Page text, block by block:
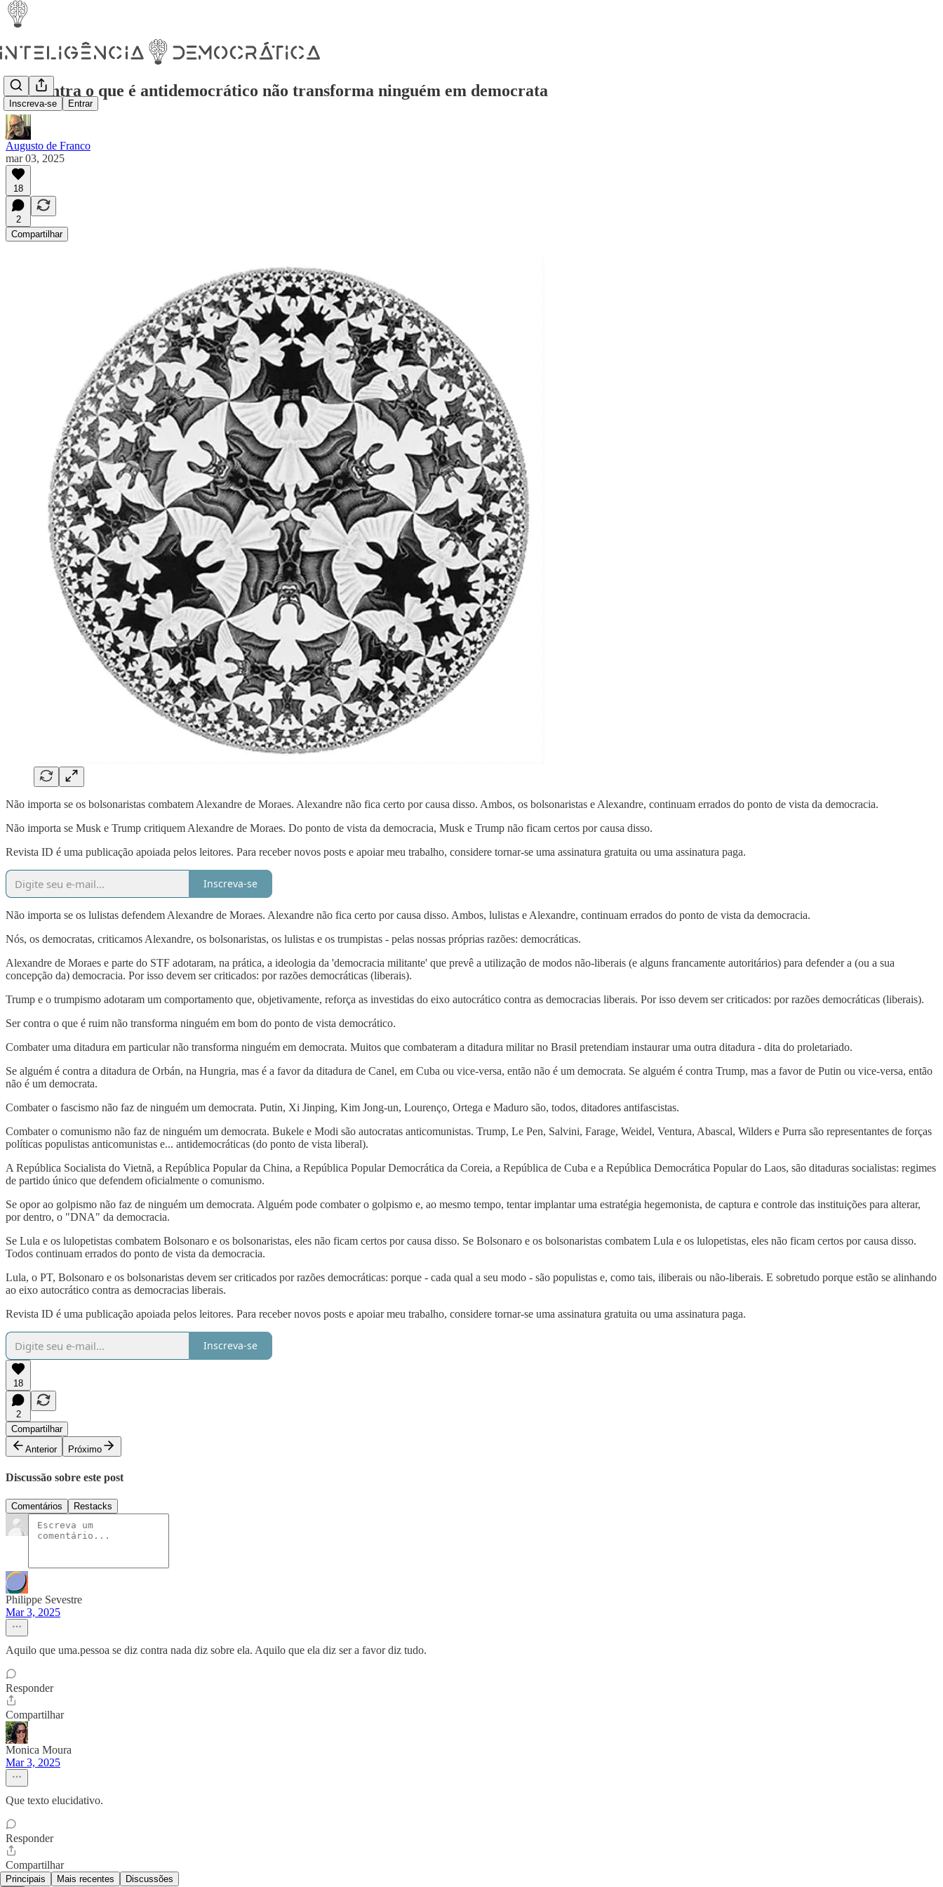
Inscreva-se Entrar
Ser contra o que é antidemocrático não transforma ninguém em democrata
Augusto de Franco
mar 03, 2025
18
2
Compartilhar
Não importa se os bolsonaristas combatem Alexandre de Moraes. Alexandre não fica certo por causa disso. Ambos, os bolsonaristas e Alexandre, continuam errados do ponto de vista da democracia.
Não importa se Musk e Trump critiquem Alexandre de Moraes. Do ponto de vista da democracia, Musk e Trump não ficam certos por causa disso.
Revista ID é uma publicação apoiada pelos leitores. Para receber novos posts e apoiar meu trabalho, considere tornar-se uma assinatura gratuita ou uma assinatura paga.
Inscreva-se
Não importa se os lulistas defendem Alexandre de Moraes. Alexandre não fica certo por causa disso. Ambos, lulistas e Alexandre, continuam errados do ponto de vista da democracia.
Nós, os democratas, criticamos Alexandre, os bolsonaristas, os lulistas e os trumpistas - pelas nossas próprias razões: democráticas.
Alexandre de Moraes e parte do STF adotaram, na prática, a ideologia da 'democracia militante' que prevê a utilização de modos não-liberais (e alguns francamente autoritários) para defender a (ou a sua
concepção da) democracia. Por isso devem ser criticados: por razões democráticas (liberais).
Trump e o trumpismo adotaram um comportamento que, objetivamente, reforça as investidas do eixo autocrático contra as democracias liberais. Por isso devem ser criticados: por razões democráticas (liberais).
Ser contra o que é ruim não transforma ninguém em bom do ponto de vista democrático.
Combater uma ditadura em particular não transforma ninguém em democrata. Muitos que combateram a ditadura militar no Brasil pretendiam instaurar uma outra ditadura - dita do proletariado.
Se alguém é contra a ditadura de Orbán, na Hungria, mas é a favor da ditadura de Canel, em Cuba ou vice-versa, então não é um democrata. Se alguém é contra Trump, mas a favor de Putin ou vice-versa, então
não é um democrata.
Combater o fascismo não faz de ninguém um democrata. Putin, Xi Jinping, Kim Jong-un, Lourenço, Ortega e Maduro são, todos, ditadores antifascistas.
Combater o comunismo não faz de ninguém um democrata. Bukele e Modi são autocratas anticomunistas. Trump, Le Pen, Salvini, Farage, Weidel, Ventura, Abascal, Wilders e Purra são representantes de forças
políticas populistas anticomunistas e... antidemocráticas (do ponto de vista liberal).
A República Socialista do Vietnã, a República Popular da China, a República Popular Democrática da Coreia, a República de Cuba e a República Democrática Popular do Laos, são ditaduras socialistas: regimes
de partido único que defendem oficialmente o comunismo.
Se opor ao golpismo não faz de ninguém um democrata. Alguém pode combater o golpismo e, ao mesmo tempo, tentar implantar uma estratégia hegemonista, de captura e controle das instituições para alterar,
por dentro, o "DNA" da democracia.
Se Lula e os lulopetistas combatem Bolsonaro e os bolsonaristas, eles não ficam certos por causa disso. Se Bolsonaro e os bolsonaristas combatem Lula e os lulopetistas, eles não ficam certos por causa disso.
Todos continuam errados do ponto de vista da democracia.
Lula, o PT, Bolsonaro e os bolsonaristas devem ser criticados por razões democráticas: porque - cada qual a seu modo - são populistas e, como tais, iliberais ou não-liberais. E sobretudo porque estão se alinhando
ao eixo autocrático contra as democracias liberais.
Revista ID é uma publicação apoiada pelos leitores. Para receber novos posts e apoiar meu trabalho, considere tornar-se uma assinatura gratuita ou uma assinatura paga.
Inscreva-se
18
2
Compartilhar
Anterior
Próximo
Discussão sobre este post
Comentários Restacks
Philippe Sevestre
Mar 3, 2025
Aquilo que uma.pessoa se diz contra nada diz sobre ela. Aquilo que ela diz ser a favor diz tudo.
Responder
Compartilhar
Monica Moura
Mar 3, 2025
Que texto elucidativo.
Responder
Compartilhar
Principais Mais recentes Discussões